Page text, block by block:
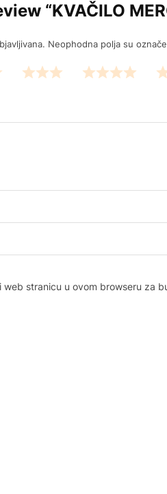
“KVAČILO
Neophodna polja su
web stranicu u ovom browseru za